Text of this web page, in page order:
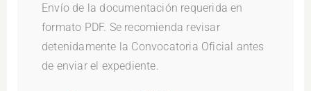
Envío de la documentación requerida en
formato PDF. Se recomienda revisar
detenidamente la Convocatoria Oficial antes
de enviar el expediente.